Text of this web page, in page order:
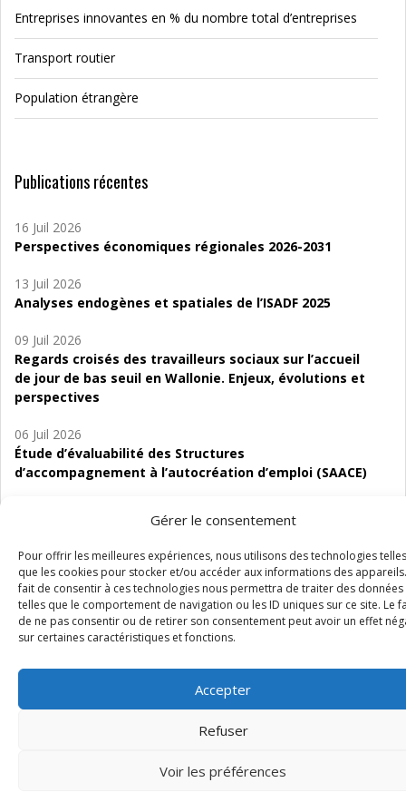
Gérer le consentement
Pour offrir les meilleures expériences, nous utilisons des technologies telles
que les cookies pour stocker et/ou accéder aux informations des
fait de consentir à ces technologies nous permettra de traiter des données
telles que le comportement de navigation ou les ID uniques sur ce site. Le
de ne pas consentir ou de retirer son consentement peut avoir un effet
sur certaines caractéristiques et fonctions.
Accepter
Refuser
Voir les préférences
Entreprises innovantes en % du nombre total d’entreprises
Transport routier
Population étrangère
Publications récentes
16 Juil 2026
Perspectives économiques régionales 2026-2031
13 Juil 2026
Analyses endogènes et spatiales de l’ISADF 2025
09 Juil 2026
Regards croisés des travailleurs sociaux sur l’accueil
de jour de bas seuil en Wallonie. Enjeux, évolutions et
perspectives
06 Juil 2026
Étude d’évaluabilité des Structures
d’accompagnement à l’autocréation d’emploi (SAACE)
Pénurie du personnel infirmier :quels indicateurs
d’offre de soins pour comprendre la situation en
Wallonie ?